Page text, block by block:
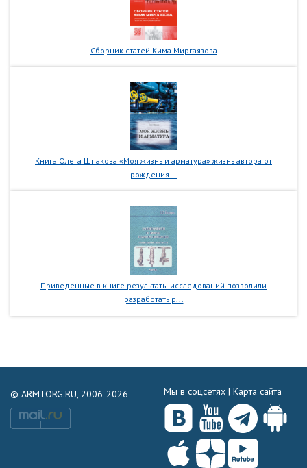
Сборник статей Кима Миргаязова
Книга Олега Шпакова «Моя жизнь и арматура» жизнь автора от
рождения...
Приведенные в книге результаты исследований позволили
разработать р...
© ARMTORG.RU, 2006-2026 Мы в соцсетях | Карта сайта